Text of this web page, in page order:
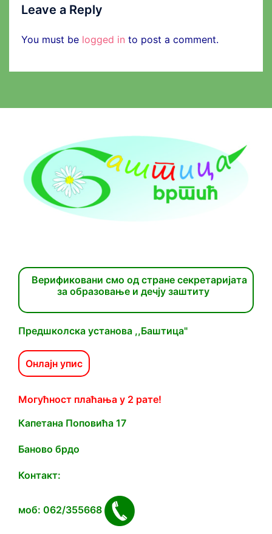
Leave a Reply
You must be logged in to post a comment.
Верификовани смо од стране секретаријата
за образовање и дечју заштиту
Предшколска установа ,,Баштица"
Онлајн упис
Могућност плаћања у 2 рате!
Капетана Попoвића 17
Баново брдо
Контакт:
моб: 062/355668